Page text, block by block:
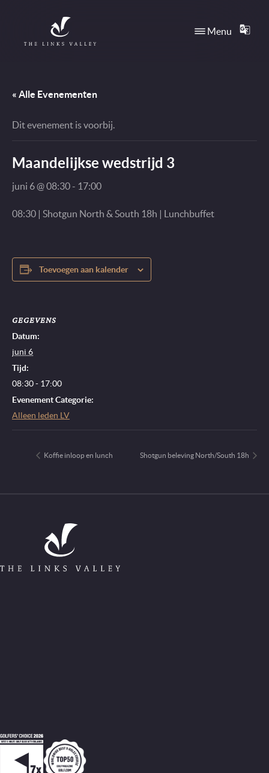
Terug naar de startpagina
Menu
« Alle Evenementen
Dit evenement is voorbij.
Maandelijkse wedstrijd 3
juni 6 @ 08:30- 17:00
08:30 | Shotgun North & South 18h | Lunchbuffet
Toevoegen aan kalender
GEGEVENS
Datum:
juni 6
Tijd:
08:30 - 17:00
Evenement Categorie:
Alleen leden LV
Koffie inloop en lunch Shotgun beleving North/South 18h